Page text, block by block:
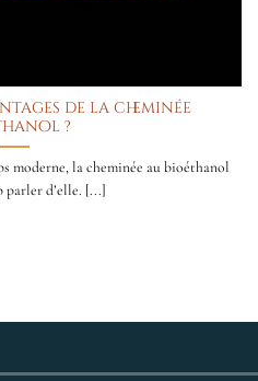
de la cheminée
?
moderne, la cheminée au bioéthanol
parler d’elle. [...]